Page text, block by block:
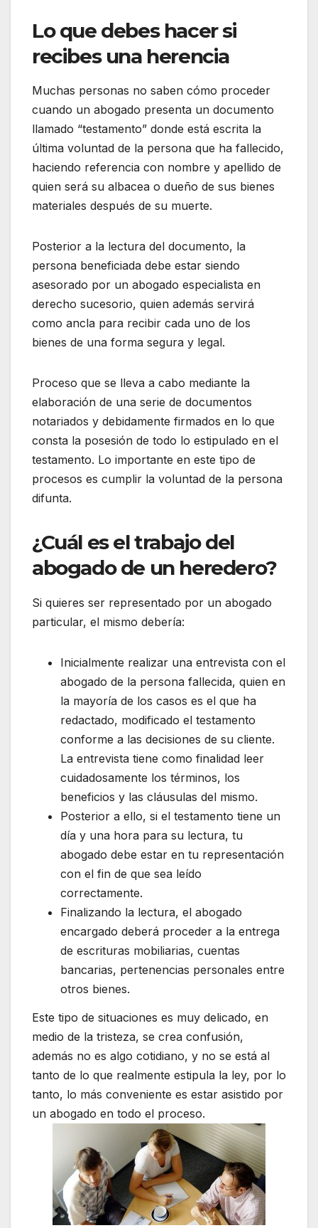
Lo que debes hacer si
recibes una herencia
Muchas personas no saben cómo proceder
cuando un abogado presenta un documento
llamado “testamento” donde está escrita la
última voluntad de la persona que ha fallecido,
haciendo referencia con nombre y apellido de
quien será su albacea o dueño de sus bienes
materiales después de su muerte.
Posterior a la lectura del documento, la
persona beneficiada debe estar siendo
asesorado por un abogado especialista en
derecho sucesorio, quien además servirá
como ancla para recibir cada uno de los
bienes de una forma segura y legal.
Proceso que se lleva a cabo mediante la
elaboración de una serie de documentos
notariados y debidamente firmados en lo que
consta la posesión de todo lo estipulado en el
testamento. Lo importante en este tipo de
procesos es cumplir la voluntad de la persona
difunta.
¿Cuál es el trabajo del
abogado de un heredero?
Si quieres ser representado por un abogado
particular, el mismo debería:
Inicialmente realizar una entrevista con el
abogado de la persona fallecida, quien en
la mayoría de los casos es el que ha
redactado, modificado el testamento
conforme a las decisiones de su cliente.
La entrevista tiene como finalidad leer
cuidadosamente los términos, los
beneficios y las cláusulas del mismo.
Posterior a ello, si el testamento tiene un
día y una hora para su lectura, tu
abogado debe estar en tu representación
con el fin de que sea leído
correctamente.
Finalizando la lectura, el abogado
encargado deberá proceder a la entrega
de escrituras mobiliarias, cuentas
bancarias, pertenencias personales entre
otros bienes.
Este tipo de situaciones es muy delicado, en
medio de la tristeza, se crea confusión,
además no es algo cotidiano, y no se está al
tanto de lo que realmente estipula la ley, por lo
tanto, lo más conveniente es estar asistido por
un abogado en todo el proceso.